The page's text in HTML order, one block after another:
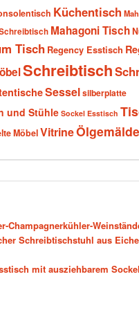
Küchentisch
Mahagoni Tisch
Tisch Regency Esstisch
Schreibtisch
Sesselsilberplatte
und Stühle Sockel Esstisch
MöbelVitrineÖlgemälde
Champagnerkühler-
Schreibtischstuhl aus
mit ausziehbarem